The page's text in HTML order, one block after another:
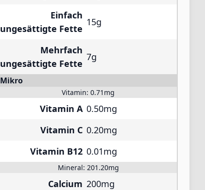
Einfach
ungesättigte Fette
15g
Mehrfach
ungesättigte Fette
7g
Mikro
Vitamin: 0.71mg
Vitamin A 0.50mg
Vitamin C 0.20mg
Vitamin B12 0.01mg
Mineral: 201.20mg
Calcium 200mg